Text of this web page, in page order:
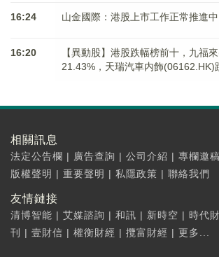
16:24 山金國際：港股上市工作正常推進中
16:20
【異動股】港股跌幅榜前十，九福
21.43%，天瑞汽車内飾(06162.HK)
相關訊息
法定公告欄 | 廣告查詢 | 公司介紹 | 專欄邀稿
版權聲明 | 重要聲明 | 私隱政策 | 聯絡我們
友情鏈接
清博智能 | 艾媒諮詢 | 和訊 | 新時空 | 時代
刊
| 壹財信 | 權衡財經 | 攬富財經 | 更多...